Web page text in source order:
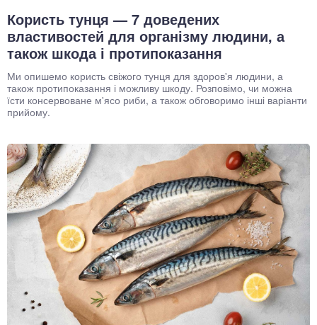
Користь тунця — 7 доведених
властивостей для організму людини, а
також шкода і протипоказання
Ми опишемо користь свіжого тунця для здоров'я людини, а
також протипоказання і можливу шкоду. Розповімо, чи можна
їсти консервоване м'ясо риби, а також обговоримо інші варіанти
прийому.